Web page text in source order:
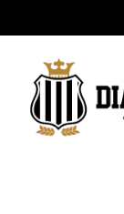
conteúdo